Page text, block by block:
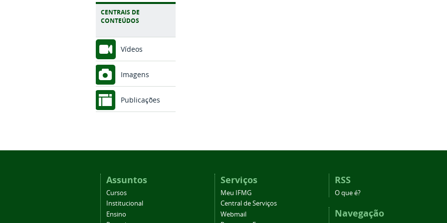
CENTRAIS DE
CONTEÚDOS
Vídeos
Imagens
Publicações
Assuntos
Cursos
Institucional
Ensino
Serviços
Meu IFMG
Central de Serviços
Webmail
RSS
O que é?
Navegação